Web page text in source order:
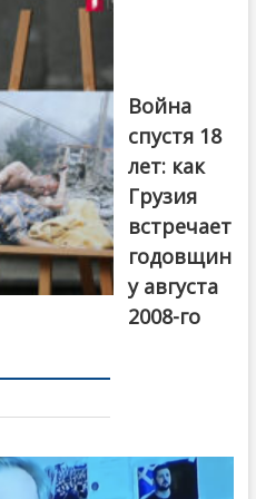
Первый канал
Война
спустя 18
лет: как
Грузия
встречает
годовщин
у августа
2008-го